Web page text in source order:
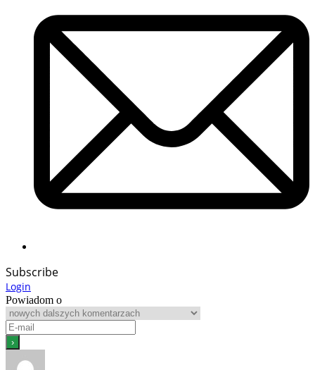
Subscribe
Login
Powiadom o